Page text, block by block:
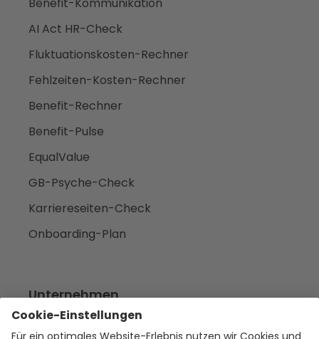
AI Act HR-Check
Fluktuationskosten-Rechner
Fehlzeiten-Kosten-Rechner
Benefit-Rechner
Benefit-Pulse
EqualValue
GB-Psyche-Check
Karriereseiten-Check
Onboarding-Plan
Unternehmen
Empfehlen